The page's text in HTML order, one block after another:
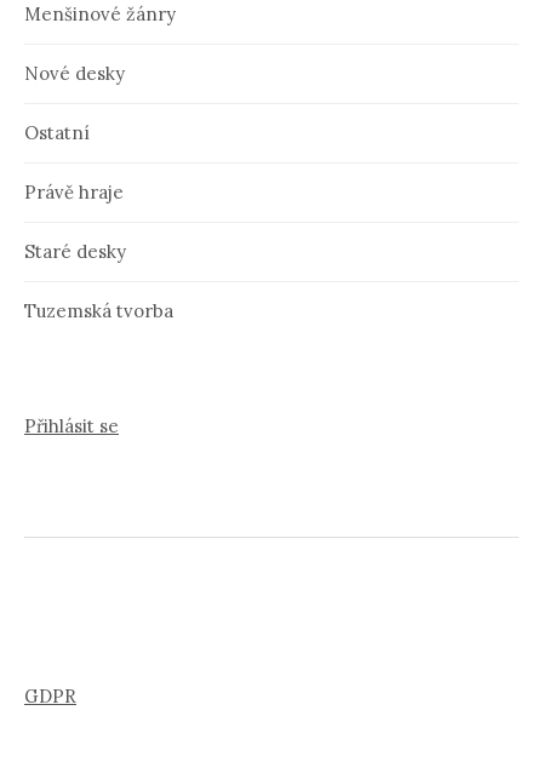
Menšinové žánry
Nové desky
Ostatní
Právě hraje
Staré desky
Tuzemská tvorba
Přihlásit se
GDPR